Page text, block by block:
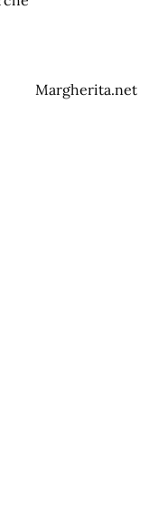
Margherita.net